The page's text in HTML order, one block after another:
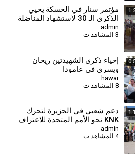
مؤتمر ستار في الحسكة يحيي
الذكرى الـ 30 لاستشهاد المناضلة
زيلان
admin
3 المشاهدات
إحياء ذكرى الشهيدتين ريحان
ويسرى في عامودا
hawar
8 المشاهدات
دعم شعبي في الجزيرة لتحرك
KNK نحو الأمم المتحدة للاعتراف
القانوني بالشعب الكردي-عامودا
admin
4 المشاهدات